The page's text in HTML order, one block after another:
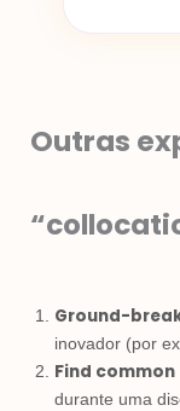
Outras
Ground-
inovador (por
Find
durante uma